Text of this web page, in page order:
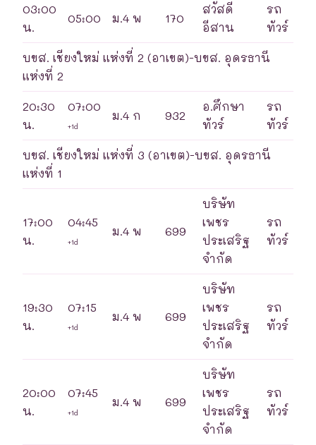
03:00
น.
05:00 ม.4 พ 170
สวัสดี
อีสาน
รถ
ทัวร์
บขส. เชียงใหม่ แห่งที่ 2 (อาเขต)-บขส. อุดรธานี
แห่งที่ 2
20:30
น.
07:00
+1d
ม.4 ก 932
อ.ศึกษา
ทัวร์
รถ
ทัวร์
บขส. เชียงใหม่ แห่งที่ 3 (อาเขต)-บขส. อุดรธานี
แห่งที่ 1
17:00
น.
04:45
+1d
ม.4 พ 699
บริษัท
เพชร
ประเสริฐ
จำกัด
รถ
ทัวร์
19:30
น.
07:15
+1d
ม.4 พ 699
บริษัท
เพชร
ประเสริฐ
จำกัด
รถ
ทัวร์
20:00
น.
07:45
+1d
ม.4 พ 699
บริษัท
เพชร
ประเสริฐ
จำกัด
รถ
ทัวร์